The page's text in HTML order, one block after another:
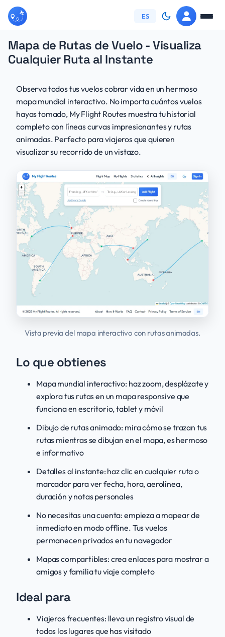
My Flight Routes - Track
ES
Preguntas Frecuentes
Contacto
Política de Privacidad
Iniciar Sesión
Mapa de Rutas de Vuelo - Visualiza
Cualquier Ruta al Instante
Observa todos tus vuelos cobrar vida en un hermoso
mapa mundial interactivo. No importa cuántos vuelos
hayas tomado, My Flight Routes muestra tu historial
completo con líneas curvas impresionantes y rutas
animadas. Perfecto para viajeros que quieren
visualizar su recorrido de un vistazo.
Vista previa del mapa interactivo con rutas animadas.
Lo que obtienes
Mapa mundial interactivo: haz zoom, desplázate y
explora tus rutas en un mapa responsive que
funciona en escritorio, tablet y móvil
Dibujo de rutas animado: mira cómo se trazan tus
rutas mientras se dibujan en el mapa, es hermoso
e informativo
Detalles al instante: haz clic en cualquier ruta o
marcador para ver fecha, hora, aerolínea,
duración y notas personales
No necesitas una cuenta: empieza a mapear de
inmediato en modo offline. Tus vuelos
permanecen privados en tu navegador
Mapas compartibles: crea enlaces para mostrar a
amigos y familia tu viaje completo
Ideal para
Viajeros frecuentes: lleva un registro visual de
todos los lugares que has visitado